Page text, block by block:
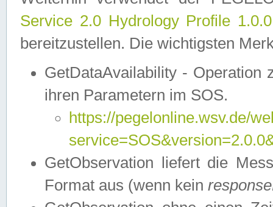
Service 2.0 Hydrology Profile
bereitzustellen. Die wichtigsten
GetDataAvailability - Operation
ihren Parametern im SOS.
https://pegelonline.wsv.de/
GetObservation liefert die
Format aus (wenn kein